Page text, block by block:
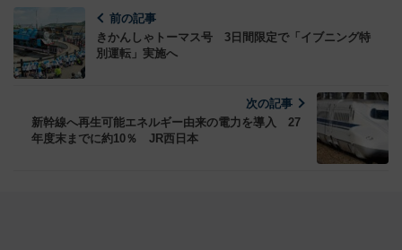
前の記事
きかんしゃトーマス号 3日間限定で「イブニング特
別運転」実施へ
次の記事
新幹線へ再生可能エネルギー由来の電力を導入 27
年度末までに約10％ JR西日本